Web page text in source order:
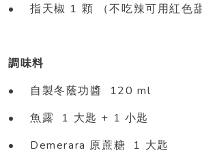
• 指天椒 1 顆 （不吃辣可用紅色
調味料
• 自製冬蔭功醬
120 ml
•
魚露 1 大匙 + 1 小匙
• Demerara 原蔗糖 1 大匙